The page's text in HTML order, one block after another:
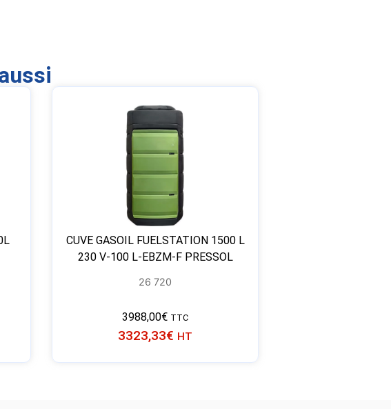
CUVE GASOIL FUELSTATION 1500 L
230 V-100 L-EBZM-F PRESSOL
26 720
3988,00€ TTC
3323,33€ HT